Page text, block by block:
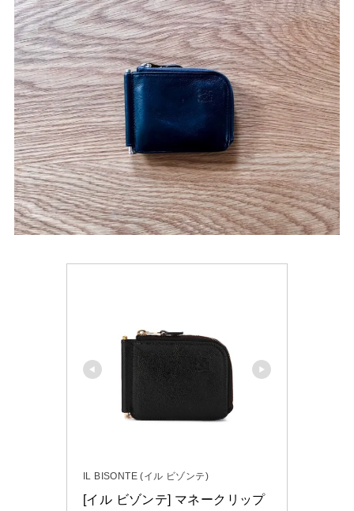
IL BISONTE (イル ビゾンテ)
[イル ビゾンテ] マネークリップ